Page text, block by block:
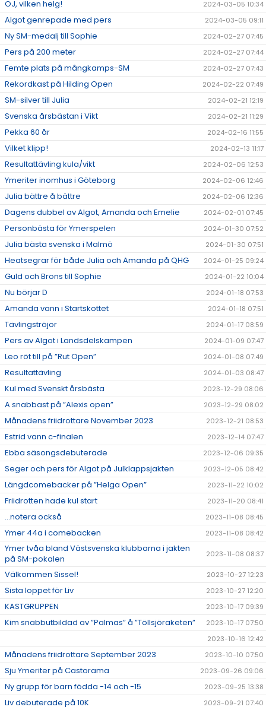
OJ, vilken helg! 2024-03-05 10:34
Algot genrepade med pers 2024-03-05 09:11
Ny SM-medalj till Sophie 2024-02-27 07:45
Pers på 200 meter 2024-02-27 07:44
Femte plats på mångkamps-SM 2024-02-27 07:43
Rekordkast på Hilding Open 2024-02-22 07:49
SM-silver till Julia 2024-02-21 12:19
Svenska årsbästan i Vikt 2024-02-21 11:29
Pekka 60 år 2024-02-16 11:55
Vilket klipp! 2024-02-13 11:17
Resultattävling kula/vikt 2024-02-06 12:53
Ymeriter inomhus i Göteborg 2024-02-06 12:46
Julia bättre å bättre 2024-02-06 12:36
Dagens dubbel av Algot, Amanda och Emelie 2024-02-01 07:45
Personbästa för Ymerspelen 2024-01-30 07:52
Julia bästa svenska i Malmö 2024-01-30 07:51
Heatsegrar för både Julia och Amanda på QHG 2024-01-25 09:24
Guld och Brons till Sophie 2024-01-22 10:04
Nu börjar D 2024-01-18 07:53
Amanda vann i Startskottet 2024-01-18 07:51
Tävlingströjor 2024-01-17 08:59
Pers av Algot i Landsdelskampen 2024-01-09 07:47
Leo röt till på ”Rut Open” 2024-01-08 07:49
Resultattävling 2024-01-03 08:47
Kul med Svenskt årsbästa 2023-12-29 08:06
A snabbast på ”Alexis open” 2023-12-29 08:02
Månadens friidrottare November 2023 2023-12-21 08:53
Estrid vann c-finalen 2023-12-14 07:47
Ebba säsongsdebuterade 2023-12-06 09:35
Seger och pers för Algot på Julklappsjakten 2023-12-05 08:42
Längdcomebacker på ”Helga Open” 2023-11-22 10:02
Friidrotten hade kul start 2023-11-20 08:41
...notera också 2023-11-08 08:45
Ymer 44a i comebacken 2023-11-08 08:42
Ymer tvåa bland Västsvenska klubbarna i jakten
på SM-pokalen
2023-11-08 08:37
Välkommen Sissel! 2023-10-27 12:23
Sista loppet för Liv 2023-10-27 12:20
KASTGRUPPEN 2023-10-17 09:39
Kim snabbutbildad av ”Palmas” å ”Töllsjöraketen”
2023-10-17 07:50
2023-10-16 12:42
Månadens friidrottare September 2023 2023-10-10 07:50
Sju Ymeriter på Castorama 2023-09-26 09:06
Ny grupp för barn födda -14 och -15 2023-09-25 13:38
Liv debuterade på 10K 2023-09-21 07:40